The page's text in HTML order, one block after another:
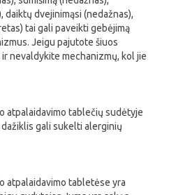
daiktų dvejinimąsi (nedažnas),
tai gali paveikti gebėjimą
Jeigu pajutote šiuos
nevaldykite mechanizmų, kol jie
atpalaidavimo tablečių sudėtyje
gali sukelti alerginių
atpalaidavimo tabletėse yra